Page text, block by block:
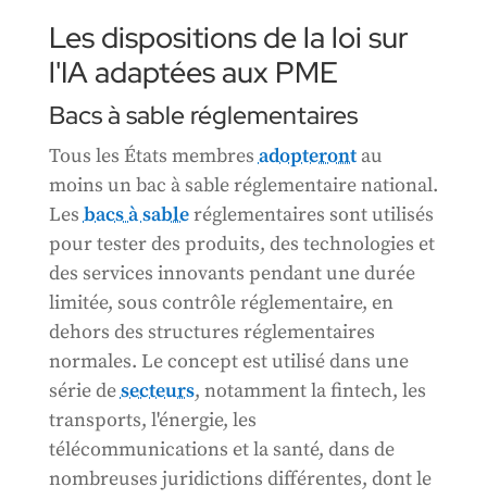
Les dispositions de la loi sur
l'IA adaptées aux PME
Bacs à sable réglementaires
Tous les États membres adopterontau
moins un bac à sable réglementaire national.
Les bacs à sableréglementaires sont utilisés
pour tester des produits, des technologies et
des services innovants pendant une durée
limitée, sous contrôle réglementaire, en
dehors des structures réglementaires
normales. Le concept est utilisé dans une
série desecteurs, notamment la fintech, les
transports, l'énergie, les
télécommunications et la santé, dans de
nombreuses juridictions différentes, dont le